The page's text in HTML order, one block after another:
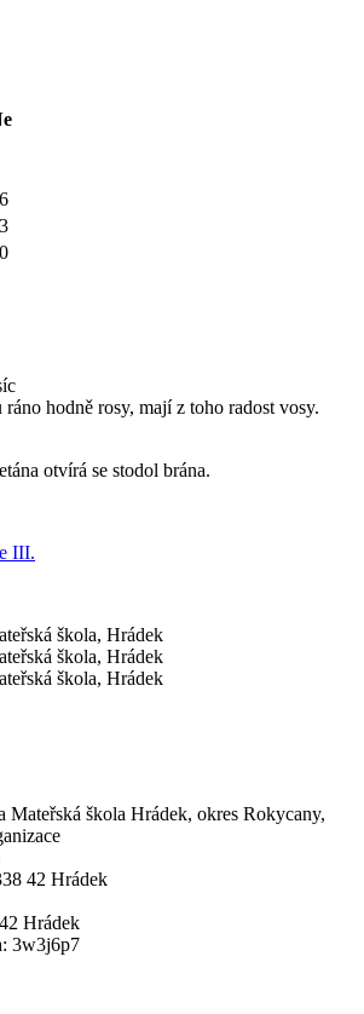
hodně rosy, mají z toho radost vosy.
otvírá se stodol brána.
III.
Mateřská škola Hrádek, okres Rokycany,
42 Hrádek
Hrádek
3w3j6p7